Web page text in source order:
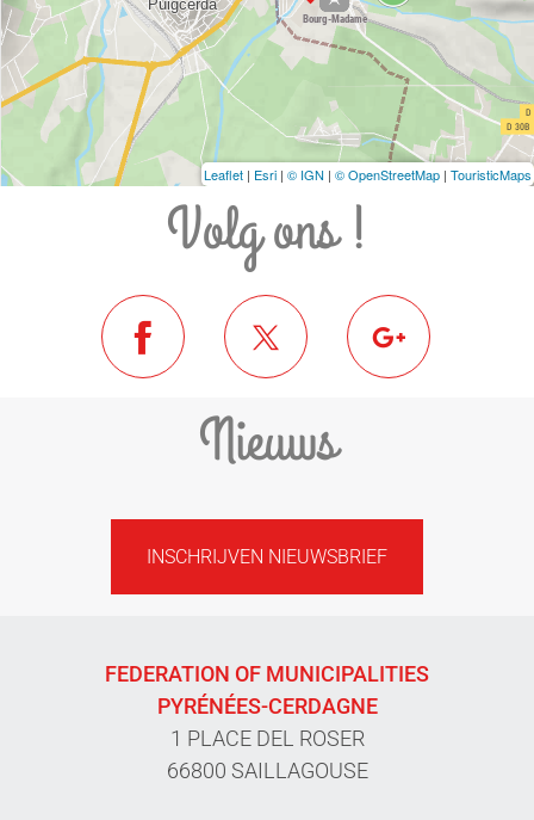
Leaflet | Esri | © IGN | © OpenStreetMap | TouristicMaps
Volg ons !
Nieuws
INSCHRIJVEN NIEUWSBRIEF
FEDERATION OF MUNICIPALITIES
PYRÉNÉES-CERDAGNE
1 PLACE DEL ROSER
66800 SAILLAGOUSE